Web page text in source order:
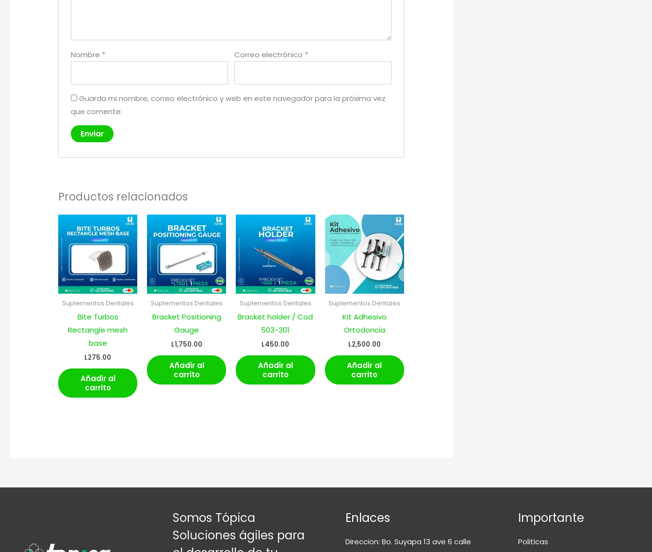
Nombre * Correo electrónico *
Guarda mi nombre, correo electrónico y web en este navegador para la próxima vez
que comente.
Productos relacionados
Suplementos Dentales
Bite Turbos
Rectangle mesh
base
L275.00
Añadir al
carrito
Suplementos Dentales
Bracket Positioning
Gauge
L1,750.00
Añadir al
carrito
Suplementos Dentales
Bracket holder / Cod
503-301
L450.00
Añadir al
carrito
Suplementos Dentales
Kit Adhesivo
Ortodoncia
L2,500.00
Añadir al
carrito
Somos Tópica
Soluciones ágiles para
Enlaces
Direccion: Bo. Suyapa 13 ave 6 calle
Importante
Politicas